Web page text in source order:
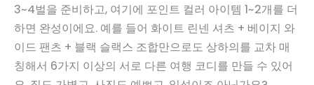
3~4벌을 준비하고, 여기에 포인트 컬러 아이템 1~2개를 더
하면 완성이에요. 예를 들어 화이트 린넨 셔츠 + 베이지 와
이드 팬츠 + 블랙 슬랙스 조합만으로도 상하의를 교차 매
칭해서 6가지 이상의 서로 다른 여행 코디를 만들 수 있어